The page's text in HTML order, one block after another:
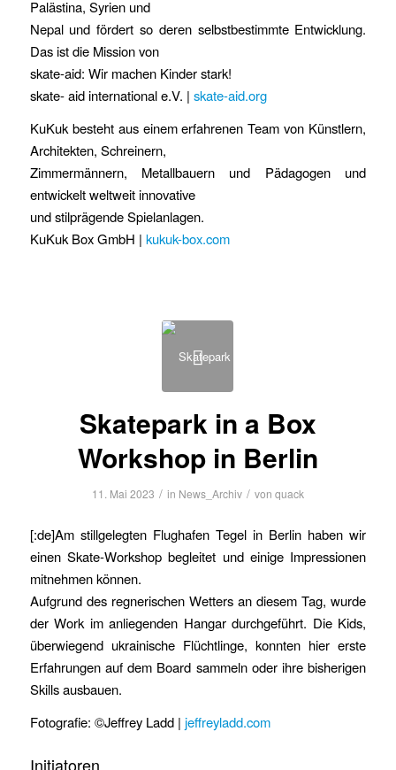
Palästina, Syrien und
Nepal und fördert so deren selbstbestimmte Entwicklung.
Das ist die Mission von
skate-aid: Wir machen Kinder stark!
skate- aid international e.V. | skate-aid.org
KuKuk besteht aus einem erfahrenen Team von Künstlern,
Architekten, Schreinern,
Zimmermännern, Metallbauern und Pädagogen und
entwickelt weltweit innovative
und stilprägende Spielanlagen.
KuKuk Box GmbH | kukuk-box.com
Skatepark in a Box
Workshop in Berlin
11. Mai 2023 / in News_Archiv / von quack
[:de]Am stillgelegten Flughafen Tegel in Berlin haben wir
einen Skate-Workshop begleitet und einige Impressionen
mitnehmen können.
Aufgrund des regnerischen Wetters an diesem Tag, wurde
der Work im anliegenden Hangar durchgeführt. Die Kids,
überwiegend ukrainische Flüchtlinge, konnten hier erste
Erfahrungen auf dem Board sammeln oder ihre bisherigen
Skills ausbauen.
Fotografie: ©Jeffrey Ladd | jeffreyladd.com
Initiatoren